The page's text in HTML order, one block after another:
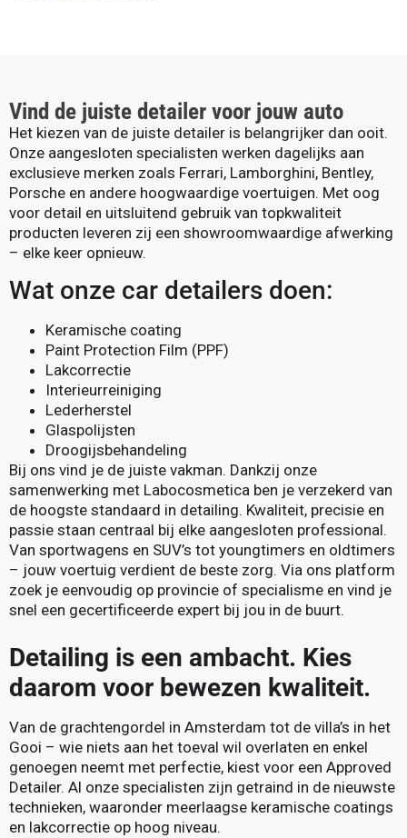
Vind de juiste detailer voor jouw auto
Het kiezen van de juiste detailer is belangrijker dan ooit.
Onze aangesloten specialisten werken dagelijks aan
exclusieve merken zoals Ferrari, Lamborghini, Bentley,
Porsche en andere hoogwaardige voertuigen. Met oog
voor detail en uitsluitend gebruik van topkwaliteit
producten leveren zij een showroomwaardige afwerking
– elke keer opnieuw.
Wat onze car detailers doen:
Keramische coating
Paint Protection Film (PPF)
Lakcorrectie
Interieurreiniging
Lederherstel
Glaspolijsten
Droogijsbehandeling
Bij ons vind je de juiste vakman. Dankzij onze
samenwerking met Labocosmetica ben je verzekerd van
de hoogste standaard in detailing. Kwaliteit, precisie en
passie staan centraal bij elke aangesloten professional.
Van sportwagens en SUV’s tot youngtimers en oldtimers
– jouw voertuig verdient de beste zorg. Via ons platform
zoek je eenvoudig op provincie of specialisme en vind je
snel een gecertificeerde expert bij jou in de buurt.
Detailing is een ambacht. Kies
daarom voor bewezen kwaliteit.
Van de grachtengordel in Amsterdam tot de villa’s in het
Gooi – wie niets aan het toeval wil overlaten en enkel
genoegen neemt met perfectie, kiest voor een Approved
Detailer. Al onze specialisten zijn getraind in de nieuwste
technieken, waaronder meerlaagse keramische coatings
en lakcorrectie op hoog niveau.